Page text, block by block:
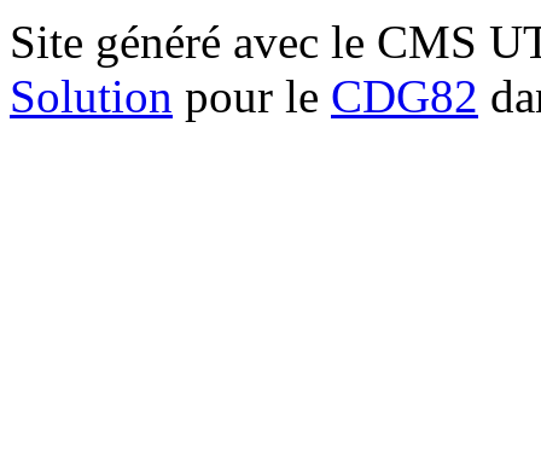
Site généré avec le CMS
Solution pour le CDG82